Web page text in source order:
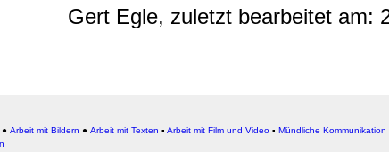
Gert Egle, zuletzt bearbeitet am:
● Arbeit mit Bildern ● Arbeit mit Texten ▪ Arbeit mit Film und Video ▪ Mündliche Kommunikation